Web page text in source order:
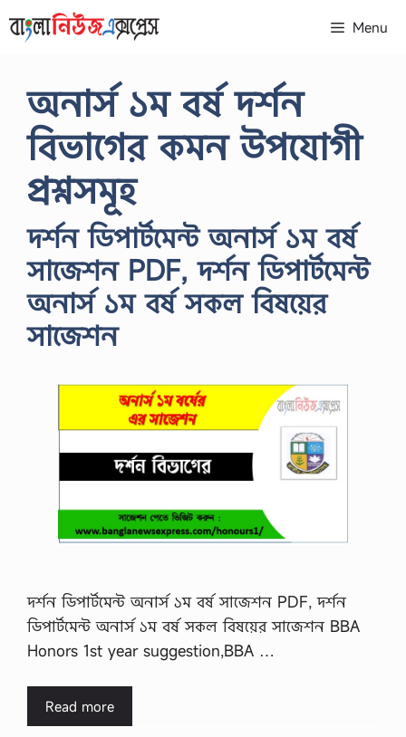
to
Menu
অনার্স ১ম বর্ষ দর্শন
বিভাগের কমন উপযোগী
প্রশ্নসমূহ
দর্শন ডিপার্টমেন্ট অনার্স ১ম বর্ষ
সাজেশন PDF, দর্শন ডিপার্টমেন্ট
অনার্স ১ম বর্ষ সকল বিষয়ের
সাজেশন
দর্শন ডিপার্টমেন্ট অনার্স ১ম বর্ষ সাজেশন PDF, দর্শন
ডিপার্টমেন্ট অনার্স ১ম বর্ষ সকল বিষয়ের সাজেশন BBA
Honors 1st year suggestion,BBA …
Read more